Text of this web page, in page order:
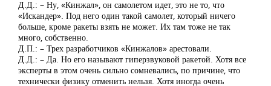
Д.Д.: – Ну, «Кинжал», он самолетом идет, это не то, что
«Искандер». Под него один такой самолет, который ничего
больше, кроме ракеты взять не может. Их там тоже не так
много, собственно.
Д.П.: – Трех разработчиков «Кинжалов» арестовали.
Д.Д.: – Да. Но его называют гиперзвуковой ракетой. Хотя все
эксперты в этом очень сильно сомневались, по причине, что
технически физику отменить нельзя. Хотя иногда очень